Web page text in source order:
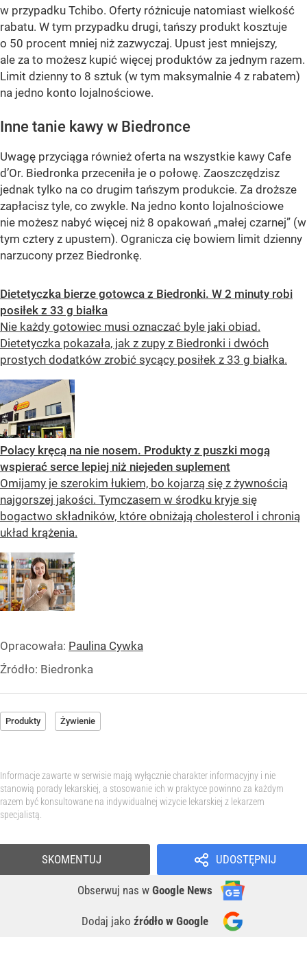
w przypadku Tchibo. Oferty różnicuje natomiast wielkość
rabatu. W tym przypadku drugi, tańszy produkt kosztuje
o 50 procent mniej niż zazwyczaj. Upust jest mniejszy,
ale za to możesz kupić więcej produktów za jednym razem.
Limit dzienny to 8 sztuk (w tym maksymalnie 4 z rabatem)
na jedno konto lojalnościowe.
Inne tanie kawy w Biedronce
Uwagę przyciąga również oferta na wszystkie kawy Cafe
d’Or. Biedronka przeceniła je o połowę. Zaoszczędzisz
jednak tylko na co drugim tańszym produkcie. Za droższe
zapłacisz tyle, co zwykle. Na jedno konto lojalnościowe
nie możesz nabyć więcej niż 8 opakowań „małej czarnej” (w
tym cztery z upustem). Ogranicza cię bowiem limit dzienny
narzucony przez Biedronkę.
Dietetyczka bierze gotowca z Biedronki. W 2 minuty robi
posiłek z 33 g białka
Nie każdy gotowiec musi oznaczać byle jaki obiad.
Dietetyczka pokazała, jak z zupy z Biedronki i dwóch
prostych dodatków zrobić sycący posiłek z 33 g białka.
Polacy kręcą na nie nosem. Produkty z puszki mogą
wspierać serce lepiej niż niejeden suplement
Omijamy je szerokim łukiem, bo kojarzą się z żywnością
najgorszej jakości. Tymczasem w środku kryje się
bogactwo składników, które obniżają cholesterol i chronią
układ krążenia.
Opracowała: Paulina Cywka
Źródło: Biedronka
Produkty Żywienie
Informacje zawarte w serwisie mają wyłącznie charakter informacyjny i nie
stanowią porady lekarskiej, a stosowanie ich w praktyce powinno za każdym
razem być konsultowane na indywidualnej wizycie lekarskiej z lekarzem
specjalistą.
UDOSTĘPNIJ
Obserwuj nas w Google News
Dodaj jako źródło w Google
SKOMENTUJ